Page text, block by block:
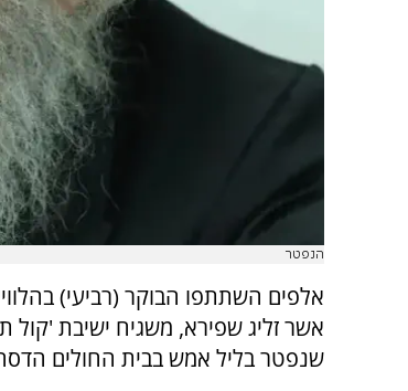
הנפטר
אלפים השתתפו הבוקר (רביעי)
אשר זליג שפירא, משגיח ישיבת 'קול
שנפטר בליל אמש בבית החולים הדסה